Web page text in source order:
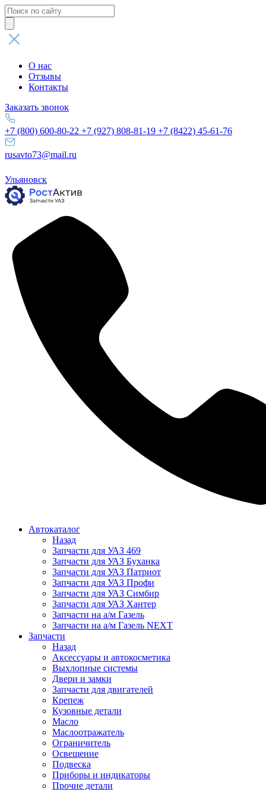
Поиск
товаров
О нас
Отзывы
Контакты
Заказать звонок
+7 (800) 600-80-22 +7 (927) 808-81-19 +7 (8422) 45-61-76
rusavto73@mail.ru
Ульяновск
Автокаталог
Назад
Запчасти для УАЗ 469
Запчасти для УАЗ Буханка
Запчасти для УАЗ Патриот
Запчасти для УАЗ Профи
Запчасти для УАЗ Симбир
Запчасти для УАЗ Хантер
Запчасти на а/м Газель
Запчасти на а/м Газель NEXT
Запчасти
Назад
Аксессуары и автокосметика
Выхлопные системы
Двери и замки
Запчасти для двигателей
Крепеж
Кузовные детали
Масло
Маслоотражатель
Ограничитель
Освещение
Подвеска
Приборы и индикаторы
Прочие детали